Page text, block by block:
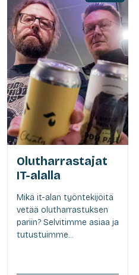
Olutharrastajat
IT-alalla
Mikä it-alan työntekijöitä
vetää olutharrastuksen
pariin? Selvitimme asiaa ja
tutustuimme...